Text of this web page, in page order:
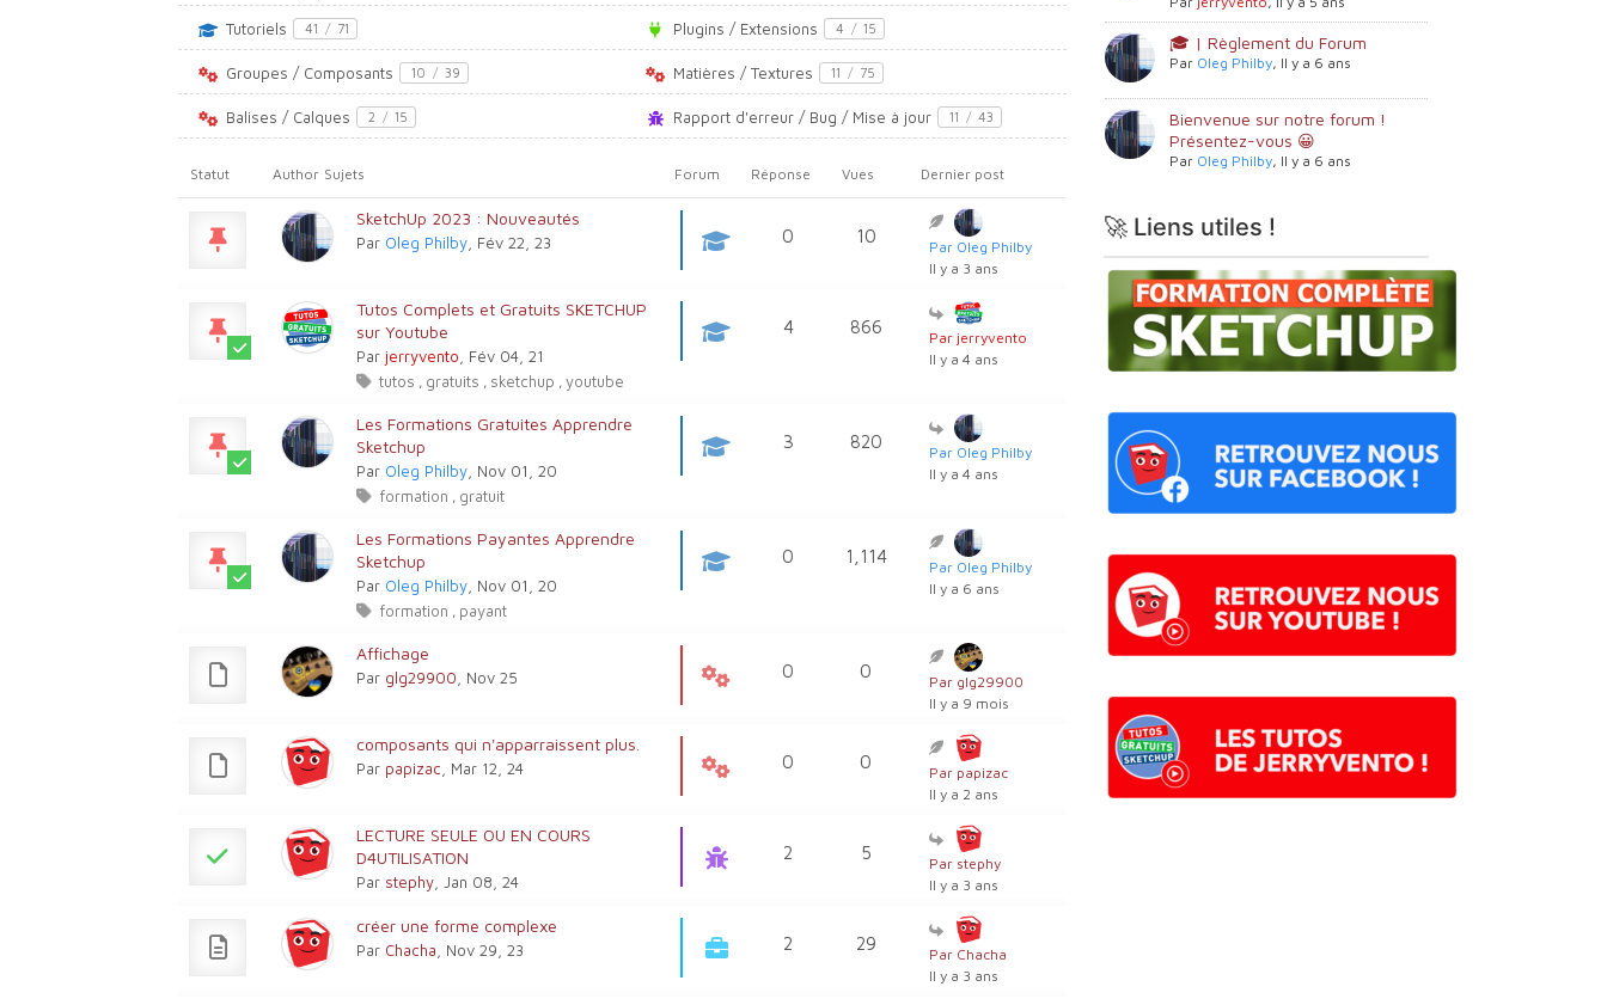
Tutoriels 41 / 71 Plugins / Extensions 4 / 15
Groupes / Composants 10 / 39 Matières / Textures 11 / 75
Balises / Calques 2 / 15 Rapport d'erreur / Bug / Mise à jour 11 / 43
Statut Author Sujets Forum Réponse Vues Dernier post
SketchUp 2023 : Nouveautés
Par Oleg Philby, Fév 22, 23 0 10
Par Oleg Philby
Il y a 3 ans
Tutos Complets et Gratuits SKETCHUP
sur Youtube
Par jerryvento , Fév 04, 21
tutos , gratuits , sketchup , youtube
4 866
Par jerryvento
Il y a 4 ans
Les Formations Gratuites Apprendre
Sketchup
Par Oleg Philby, Nov 01, 20
formation , gratuit
3 820
Par Oleg Philby
Il y a 4 ans
Les Formations Payantes Apprendre
Sketchup
Par Oleg Philby, Nov 01, 20
formation , payant
0 1,114
Par Oleg Philby
Il y a 6 ans
Affichage
Par glg29900 , Nov 25 0 0
Par glg29900
Il y a 9 mois
composants qui n'apparraissent plus.
Par papizac , Mar 12, 24 0 0
Par papizac
Il y a 2 ans
LECTURE SEULE OU EN COURS
D4UTILISATION
Par stephy, Jan 08, 24
2 5
Par stephy
Il y a 3 ans
créer une forme complexe
Par Chacha , Nov 29, 23 2 29
Par Chacha
Il y a 3 ans
🎓 | Règlement du Forum
Par Oleg Philby, Il y a 6 ans
Bienvenue sur notre forum !
Présentez-vous 😀
Par Oleg Philby, Il y a 6 ans
🚀 Liens utiles !